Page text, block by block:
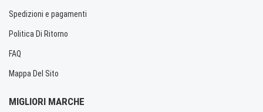
Spedizioni e pagamenti
Politica Di Ritorno
FAQ
Mappa Del Sito
MIGLIORI MARCHE